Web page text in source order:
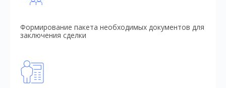
Формирование пакета необходимых документов для
заключения сделки